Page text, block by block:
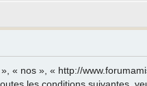
« nos », « http://
les conditions suivantes,